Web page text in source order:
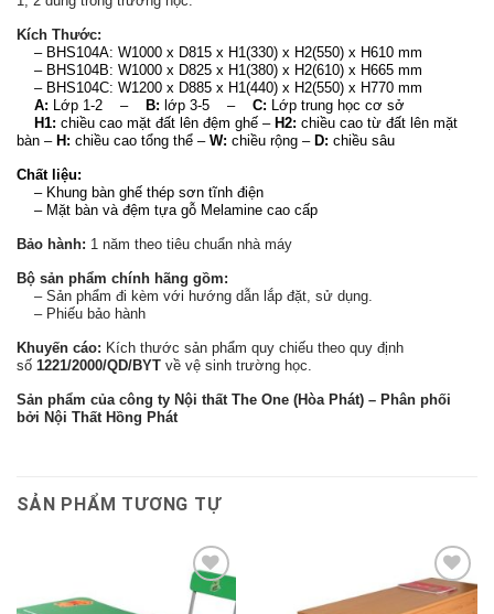
Kích Thước:
– BHS104A: W1000 x D815 x H1(330) x H2(550) x H610 mm
– BHS104B: W1000 x D825 x H1(380) x H2(610) x H665 mm
– BHS104C: W1200 x D885 x H1(440) x H2(550) x H770 mm
A: Lớp 1-2 – B: lớp 3-5 – C: Lớp trung học cơ sở
H1: chiều cao mặt đất lên đệm ghế – H2: chiều cao từ đất lên mặt
bàn – H: chiều cao tổng thể – W: chiều rộng – D: chiều sâu
Chất liệu:
– Khung bàn ghế thép sơn tĩnh điện
– Mặt bàn và đệm tựa gỗ Melamine cao cấp
Bảo hành: 1 năm theo tiêu chuẩn nhà máy
Bộ sản phẩm chính hãng gồm:
– Sản phẩm đi kèm với hướng dẫn lắp đặt, sử dụng.
– Phiếu bảo hành
Khuyến cáo: Kích thước sản phẩm quy chiếu theo quy định
số 1221/2000/QD/BYT về vệ sinh trường học.
Sản phẩm của công ty Nội thất The One (Hòa Phát) – Phân phối
bởi Nội Thất Hồng Phát
SẢN PHẨM TƯƠNG TỰ
Thêm
vào
Thêm
vào